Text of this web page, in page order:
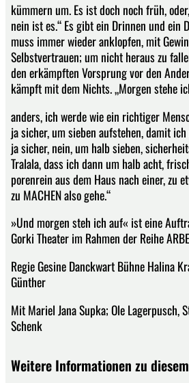
kümmern um. Es ist doch noch früh,
nein ist es.“ Es gibt ein Drinnen und ein
muss immer wieder anklopfen, mit
Selbstvertrauen; um nicht heraus zu
den erkämpften Vorsprung vor den
kämpft mit dem Nichts. „Morgen stehe
anders, ich werde wie ein richtiger
ja sicher, um sieben aufstehen, damit
ja sicher, nein, um halb sieben,
Tralala, dass ich dann um halb acht,
porenrein aus dem Haus nach einer, zu
zu MACHEN also gehe.“
»Und morgen steh ich auf« ist eine
Gorki Theater im Rahmen der Reihe
Regie Gesine Danckwart Bühne Halina
Günther
Mit Mariel Jana Supka; Ole Lagerpusch,
Schenk
Weitere Informationen zu